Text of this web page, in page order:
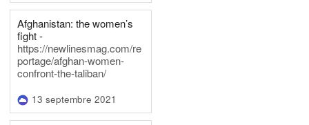
Afghanistan: the women’s
fight -
https://newlinesmag.com/re
portage/afghan-women-
confront-the-taliban/
13 septembre 2021